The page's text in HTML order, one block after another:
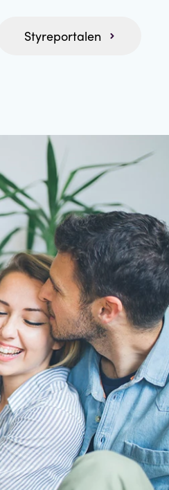
Styreportalen